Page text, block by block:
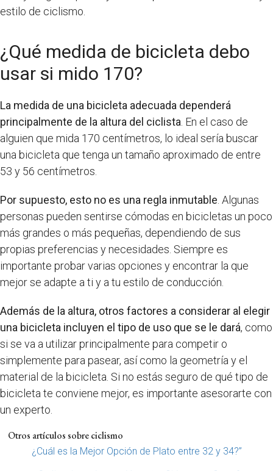
estilo de ciclismo.
¿Qué medida de bicicleta debo
usar si mido 170?
La medida de una bicicleta adecuada dependerá
principalmente de la altura del ciclista . En el caso de
alguien que mida 170 centímetros, lo ideal sería buscar
una bicicleta que tenga un tamaño aproximado de entre
53 y 56 centímetros.
Por supuesto, esto no es una regla inmutable . Algunas
personas pueden sentirse cómodas en bicicletas un poco
más grandes o más pequeñas, dependiendo de sus
propias preferencias y necesidades. Siempre es
importante probar varias opciones y encontrar la que
mejor se adapte a ti y a tu estilo de conducción.
Además de la altura, otros factores a considerar al elegir
una bicicleta incluyen el tipo de uso que se le dará, como
si se va a utilizar principalmente para competir o
simplemente para pasear, así como la geometría y el
material de la bicicleta. Si no estás seguro de qué tipo de
bicicleta te conviene mejor, es importante asesorarte con
un experto.
Otros artículos sobre ciclismo
¿Cuál es la Mejor Opción de Plato entre 32 y 34?”